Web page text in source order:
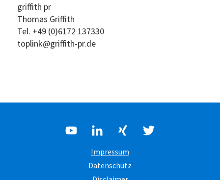
griffith pr
Thomas Griffith
Tel. +49 (0)6172 137330
toplink@griffith-pr.de
Impressum
Datenschutz